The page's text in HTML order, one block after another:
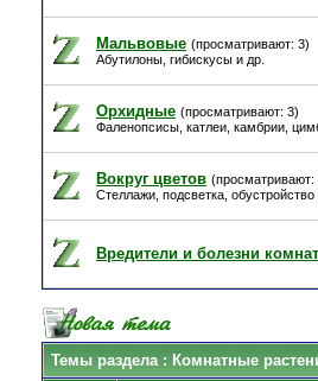
Мальвовые (просматривают: 3)
Абутилоны, гибискусы и др.
Орхидные (просматривают: 3)
Фаленопсисы, катлеи, камбрии,
Вокруг цветов (просматривают:
Стеллажи, подсветка, обустройство
Вредители и болезни
Темы раздела: Комнатные